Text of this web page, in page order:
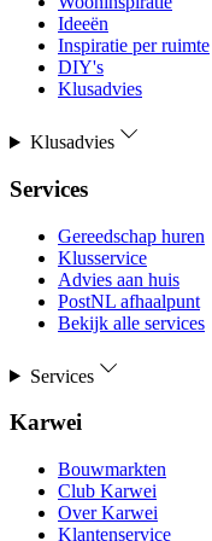
Ideeën
Inspiratie per ruimte
DIY's
Klusadvies
Klusadvies
Services
Gereedschap huren
Klusservice
Advies aan huis
PostNL afhaalpunt
Bekijk alle services
Services
Karwei
Bouwmarkten
Club Karwei
Over Karwei
Klantenservice